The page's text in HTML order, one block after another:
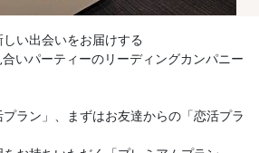
い出会いをお届けする
いパーティーのリーディングカンパニー
ラン」、まずはお友達からの「恋活プラ